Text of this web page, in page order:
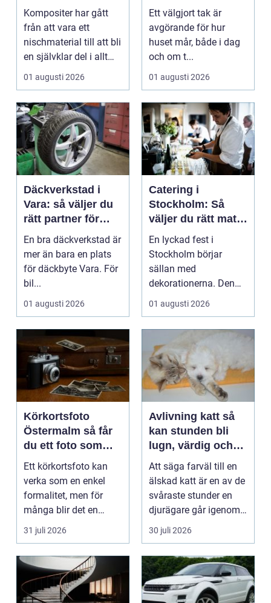
högpresterande
produkt
Kompositer har gått
från att vara ett
nischmaterial till att bli
en självklar del i allt
från vindkr...
01 augusti 2026
får ett tak som
håller
Ett välgjort tak är
avgörande för hur
huset mår, både i dag
och om t...
01 augusti 2026
Däckverkstad i
Vara: så väljer du
rätt partner för
säker körning året
runt
En bra däckverkstad är
mer än bara en plats
för däckbyte Vara. För
bil...
01 augusti 2026
Catering i
Stockholm: Så
väljer du rätt mat
till ditt evenemang
En lyckad fest i
Stockholm börjar
sällan med
dekorationerna. Den
börjar i köket....
01 augusti 2026
Körkortsfoto
Östermalm så får
du ett foto som
alltid blir godkänt
Ett körkortsfoto kan
verka som en enkel
formalitet, men för
många blir det en
oväntad källa till str...
31 juli 2026
Avlivning katt så
kan stunden bli
lugn, värdig och
trygg
Att säga farväl till en
älskad katt är en av de
svåraste stunder en
djurägare går igenom.
Beslutet o...
30 juli 2026